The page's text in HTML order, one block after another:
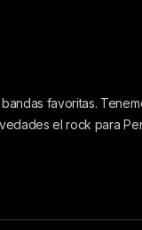
favoritas.
el rock para